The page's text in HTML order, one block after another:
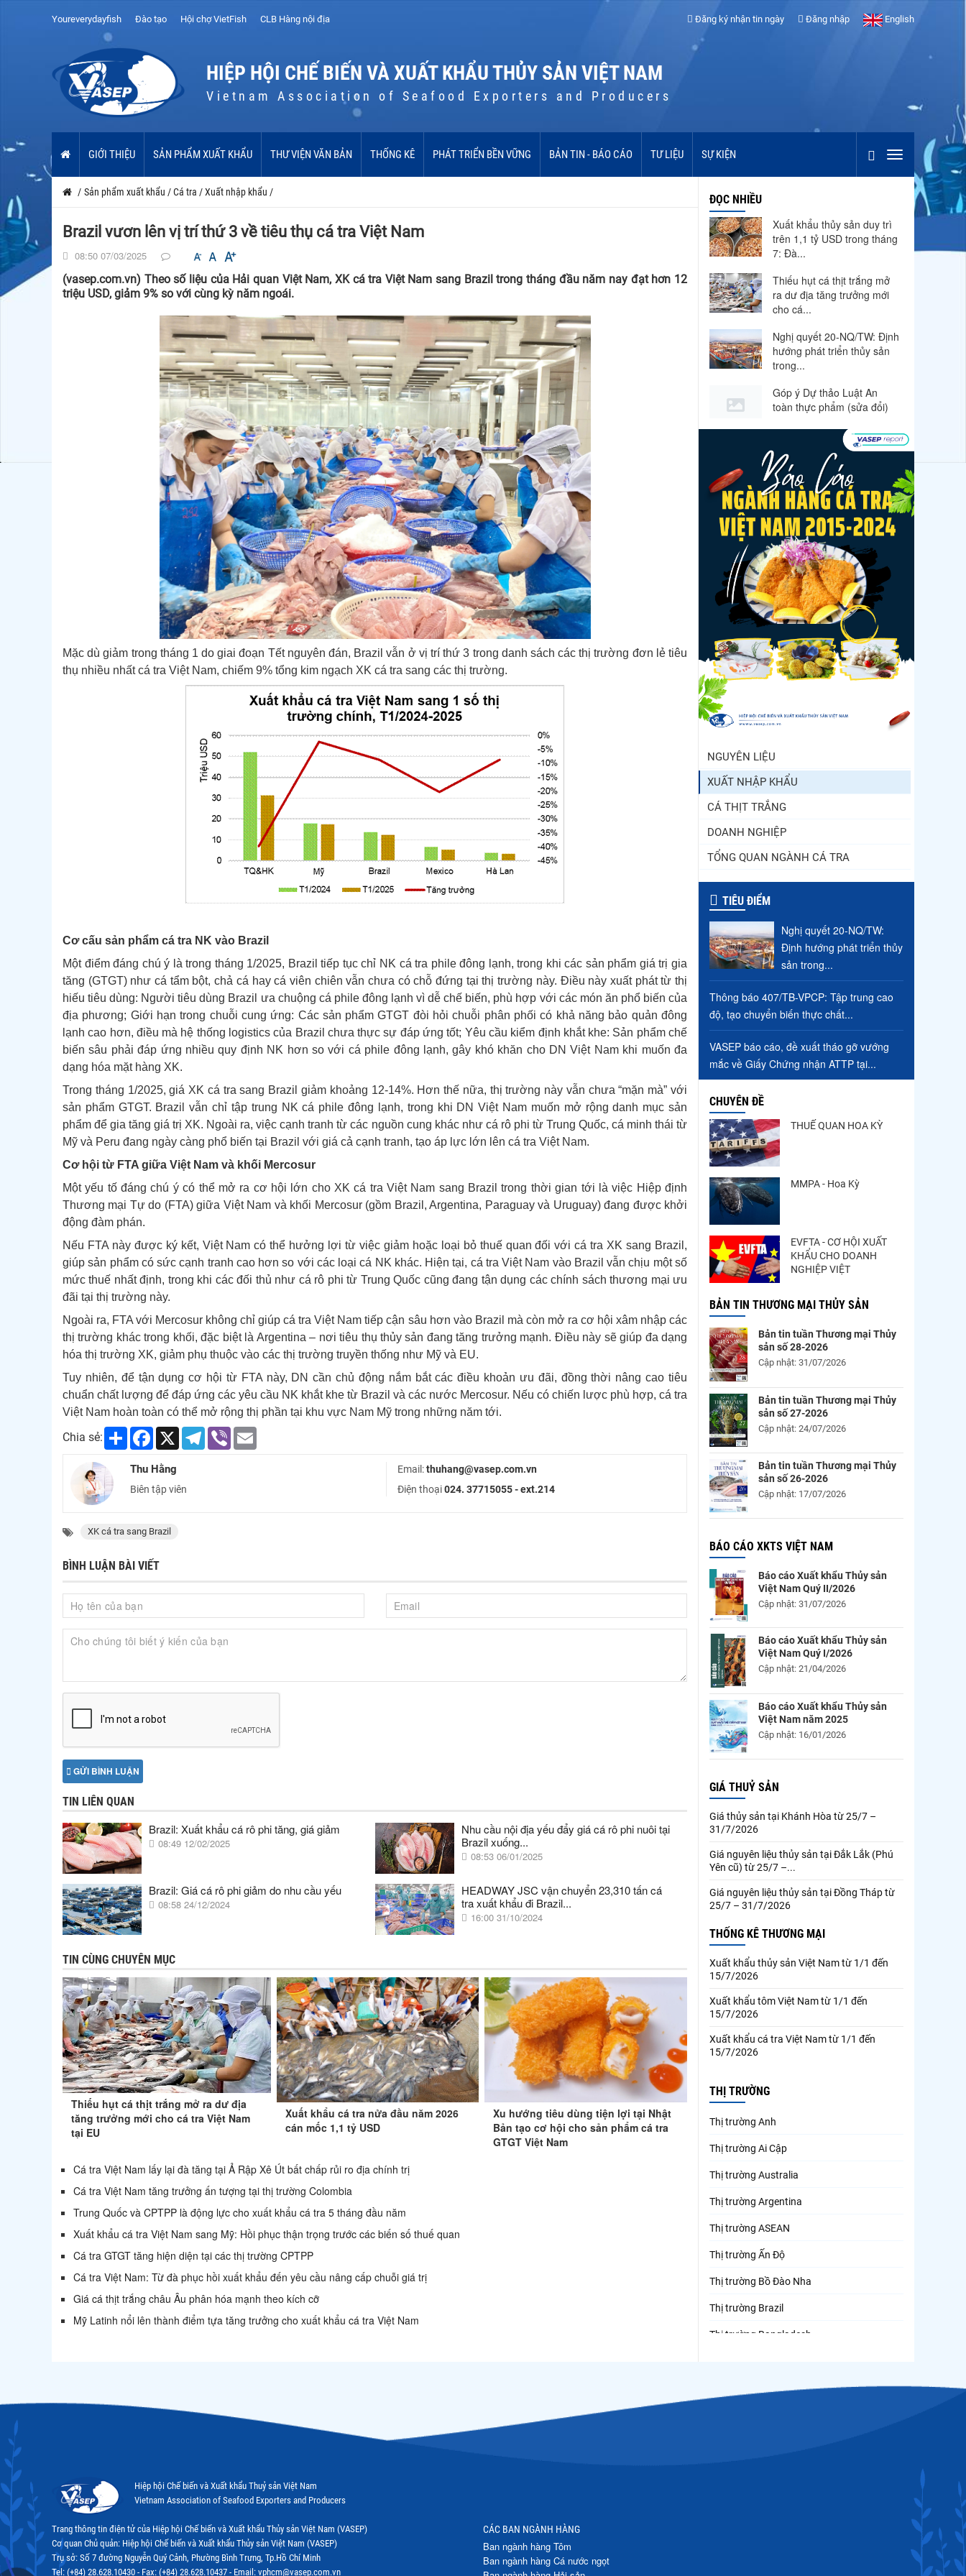
Youreverydayfish Đào tạo Hội chợ VietFish CLB Hàng nội địa Đăng ký nhận tin ngày Đăng nhập English
HIỆP HỘI CHẾ BIẾN VÀ XUẤT KHẨU THỦY SẢN VIỆT NAM
Vietnam Association of Seafood Exporters and Producers
GIỚI THIỆU SẢN PHẨM XUẤT KHẨU THƯ VIỆN VĂN BẢN THỐNG KÊ PHÁT TRIỂN BỀN VỮNG BẢN TIN - BÁO CÁO TƯ LIỆU SỰ KIỆN
/ Sản phẩm xuất khẩu /Cá tra /Xuất nhập khẩu /
Brazil vươn lên vị trí thứ 3 về tiêu thụ cá tra Việt Nam
08:50 07/03/2025
(vasep.com.vn) Theo số liệu của Hải quan Việt Nam, XK cá tra Việt Nam sang Brazil trong tháng đầu năm nay đạt hơn 12
triệu USD, giảm 9% so với cùng kỳ năm ngoái.
Mặc dù giảm trong tháng 1 do giai đoạn Tết nguyên đán, Brazil vẫn ở vị trí thứ 3 trong danh sách các thị trường đơn lẻ tiêu
thụ nhiều nhất cá tra Việt Nam, chiếm 9% tổng kim ngạch XK cá tra sang các thị trường.
Cơ cấu sản phẩm cá tra NK vào Brazil
Một điểm đáng chú ý là trong tháng 1/2025, Brazil tiếp tục chỉ NK cá tra phile đông lạnh, trong khi các sản phẩm giá trị gia
tăng (GTGT) như cá tẩm bột, chả cá hay cá viên chiên vẫn chưa có chỗ đứng tại thị trường này. Điều này xuất phát từ thị
hiếu tiêu dùng: Người tiêu dùng Brazil ưa chuộng cá phile đông lạnh vì dễ chế biến, phù hợp với các món ăn phổ biến của
địa phương; Giới hạn trong chuỗi cung ứng: Các sản phẩm GTGT đòi hỏi chuỗi phân phối có khả năng bảo quản đông
lạnh cao hơn, điều mà hệ thống logistics của Brazil chưa thực sự đáp ứng tốt; Yêu cầu kiểm định khắt khe: Sản phẩm chế
biến sâu phải đáp ứng nhiều quy định NK hơn so với cá phile đông lạnh, gây khó khăn cho DN Việt Nam khi muốn đa
dạng hóa mặt hàng XK.
Trong tháng 1/2025, giá XK cá tra sang Brazil giảm khoảng 12-14%. Hơn thế nữa, thị trường này vẫn chưa “mặn mà” với
sản phẩm GTGT. Brazil vẫn chỉ tập trung NK cá phile đông lạnh, trong khi DN Việt Nam muốn mở rộng danh mục sản
phẩm để gia tăng giá trị XK. Ngoài ra, việc cạnh tranh từ các nguồn cung khác như cá rô phi từ Trung Quốc, cá minh thái từ
Mỹ và Peru đang ngày càng phổ biến tại Brazil với giá cả cạnh tranh, tạo áp lực lớn lên cá tra Việt Nam.
Cơ hội từ FTA giữa Việt Nam và khối Mercosur
Một yếu tố đáng chú ý có thể mở ra cơ hội lớn cho XK cá tra Việt Nam sang Brazil trong thời gian tới là việc Hiệp định
Thương mại Tự do (FTA) giữa Việt Nam và khối Mercosur (gồm Brazil, Argentina, Paraguay và Uruguay) đang được khởi
động đàm phán.
Nếu FTA này được ký kết, Việt Nam có thể hưởng lợi từ việc giảm hoặc loại bỏ thuế quan đối với cá tra XK sang Brazil,
giúp sản phẩm có sức cạnh tranh cao hơn so với các loại cá NK khác. Hiện tại, cá tra Việt Nam vào Brazil vẫn chịu một số
mức thuế nhất định, trong khi các đối thủ như cá rô phi từ Trung Quốc cũng đang tận dụng các chính sách thương mại ưu
đãi tại thị trường này.
Ngoài ra, FTA với Mercosur không chỉ giúp cá tra Việt Nam tiếp cận sâu hơn vào Brazil mà còn mở ra cơ hội xâm nhập các
thị trường khác trong khối, đặc biệt là Argentina – nơi tiêu thụ thủy sản đang tăng trưởng mạnh. Điều này sẽ giúp đa dạng
hóa thị trường XK, giảm phụ thuộc vào các thị trường truyền thống như Mỹ và EU.
Tuy nhiên, để tận dụng cơ hội từ FTA này, DN cần chủ động nắm bắt các điều khoản ưu đãi, đồng thời nâng cao tiêu
chuẩn chất lượng để đáp ứng các yêu cầu NK khắt khe từ Brazil và các nước Mercosur. Nếu có chiến lược phù hợp, cá tra
Việt Nam hoàn toàn có thể mở rộng thị phần tại khu vực Nam Mỹ trong những năm tới.
Chia sẻ: Share Facebook
X Telegram
Viber
Thu Hằng
Biên tập viên
Email:thuhang@vasep.com.vn
Điện thoại024. 37715055 - ext.214
XK cá tra sang Brazil
BÌNH LUẬN BÀI VIẾT
GỬI BÌNH LUẬN
TIN LIÊN QUAN
Brazil: Xuất khẩu cá rô phi tăng, giá giảm
08:49 12/02/2025
Nhu cầu nội địa yếu đẩy giá cá rô phi nuôi tại
Brazil xuống...
08:53 06/01/2025
Brazil: Giá cá rô phi giảm do nhu cầu yếu
08:58 24/12/2024
HEADWAY JSC vận chuyển 23,310 tấn cá
tra xuất khẩu đi Brazil...
16:00 31/10/2024
TIN CÙNG CHUYÊN MỤC
Thiếu hụt cá thịt trắng mở ra dư địa
tăng trưởng mới cho cá tra Việt Nam
tại EU
Xuất khẩu cá tra nửa đầu năm 2026
cán mốc 1,1 tỷ USD
Xu hướng tiêu dùng tiện lợi tại Nhật
Bản tạo cơ hội cho sản phẩm cá tra
GTGT Việt Nam
Cá tra Việt Nam lấy lại đà tăng tại Ả Rập Xê Út bất chấp rủi ro địa chính trị
Cá tra Việt Nam tăng trưởng ấn tượng tại thị trường Colombia
Trung Quốc và CPTPP là động lực cho xuất khẩu cá tra 5 tháng đầu năm
Xuất khẩu cá tra Việt Nam sang Mỹ: Hồi phục thận trọng trước các biến số thuế quan
Cá tra GTGT tăng hiện diện tại các thị trường CPTPP
Cá tra Việt Nam: Từ đà phục hồi xuất khẩu đến yêu cầu nâng cấp chuỗi giá trị
Giá cá thịt trắng châu Âu phân hóa mạnh theo kích cỡ
Mỹ Latinh nổi lên thành điểm tựa tăng trưởng cho xuất khẩu cá tra Việt Nam
ĐỌC NHIỀU
Xuất khẩu thủy sản duy trì
trên 1,1 tỷ USD trong tháng
7: Đà...
Thiếu hụt cá thịt trắng mở
ra dư địa tăng trưởng mới
cho cá...
Nghị quyết 20-NQ/TW: Định
hướng phát triển thủy sản
trong...
Góp ý Dự thảo Luật An
toàn thực phẩm (sửa đổi)
Thuế Mục 301 và bài toán
thích ứng của tôm Việt tại
thị...
VASEP chào đón Công ty
Cổ phần Thương mại Sim
Ba gia nhập...
Nguồn cung giảm, giá cá rô
phi Trung Quốc tiếp tục
tăng
Nhập khẩu tôm của Mỹ
phục hồi trong tháng
5/2026
Trung Quốc tăng mạnh
nhập khẩu mực, trong khi
Điểm tin thủy sản thế giới
NGUYÊN LIỆU
XUẤT NHẬP KHẨU
CÁ THỊT TRẮNG
DOANH NGHIỆP
TỔNG QUAN NGÀNH CÁ TRA
TIÊU ĐIỂM
Nghị quyết 20-NQ/TW:
Định hướng phát triển thủy
sản trong...
Thông báo 407/TB-VPCP: Tập trung cao
độ, tạo chuyển biến thực chất...
VASEP báo cáo, đề xuất tháo gỡ vướng
mắc về Giấy Chứng nhận ATTP tại...
CHUYÊN ĐỀ
THUẾ QUAN HOA KỲ
MMPA - Hoa Kỳ
EVFTA - CƠ HỘI XUẤT
KHẨU CHO DOANH
NGHIỆP VIỆT
BẢN TIN THƯƠNG MẠI THỦY SẢN
Bản tin tuần Thương mại Thủy
sản số 28-2026
Cập nhật: 31/07/2026
Bản tin tuần Thương mại Thủy
sản số 27-2026
Cập nhật: 24/07/2026
Bản tin tuần Thương mại Thủy
sản số 26-2026
Cập nhật: 17/07/2026
BÁO CÁO XKTS VIỆT NAM
Báo cáo Xuất khẩu Thủy sản
Việt Nam Quý II/2026
Cập nhật: 31/07/2026
Báo cáo Xuất khẩu Thủy sản
Việt Nam Quý I/2026
Cập nhật: 21/04/2026
Báo cáo Xuất khẩu Thủy sản
Việt Nam năm 2025
Cập nhật: 16/01/2026
GIÁ THUỶ SẢN
Giá thủy sản tại Khánh Hòa từ 25/7 –
31/7/2026
Giá nguyên liệu thủy sản tại Đắk Lắk (Phú
Yên cũ) từ 25/7 –...
Giá nguyên liệu thủy sản tại Đồng Tháp từ
25/7 – 31/7/2026
THỐNG KÊ THƯƠNG MẠI
Xuất khẩu thủy sản Việt Nam từ 1/1 đến
15/7/2026
Xuất khẩu tôm Việt Nam từ 1/1 đến
15/7/2026
Xuất khẩu cá tra Việt Nam từ 1/1 đến
15/7/2026
THỊ TRƯỜNG
Thị trường Anh
Thị trường Ai Cập
Thị trường Australia
Thị trường Argentina
Thị trường ASEAN
Thị trường Ấn Độ
Thị trường Bồ Đào Nha
Thị trường Brazil
Thị trường Bangladesh
Thị trường Canada
Hiệp hội Chế biến và Xuất khẩu Thuỷ sản Việt Nam
Vietnam Association of Seafood Exporters and Producers
Trang thông tin điện tử của Hiệp hội Chế biến và Xuất khẩu Thủy sản Việt Nam (VASEP)
Cơ quan Chủ quản: Hiệp hội Chế biến và Xuất khẩu Thủy sản Việt Nam (VASEP)
Trụ sở: Số 7 đường Nguyễn Quý Cảnh, Phường Bình Trưng, Tp.Hồ Chí Minh
Tel: (+84) 28.628.10430 - Fax: (+84) 28.628.10437 - Email: vphcm@vasep.com.vn
CÁC BAN NGÀNH HÀNG
Ban ngành hàng Tôm
Ban ngành hàng Cá nước ngọt